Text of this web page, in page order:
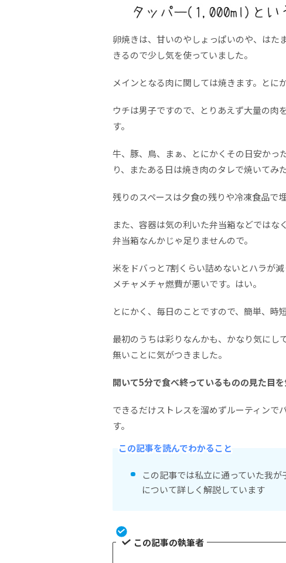
卵焼きは、甘いのやしょっぱいのや、はた
きるので少し気を使っていました。
メインとなる肉に関しては焼きます。とに
ウチは男子ですので、とりあえず大量の肉
す。
牛、豚、鳥、まぁ、とにかくその日安かっ
り、またある日は焼き肉のタレで焼いてみ
残りのスペースは夕食の残りや冷凍食品で埋
また、容器は気の利いた弁当箱などではな
弁当箱なんかじゃ足りませんので。
米をドバっと7割くらい詰めないとハラが減
メチャメチャ燃費が悪いです。はい。
とにかく、毎日のことですので、簡単、時
最初のうちは彩りなんかも、かなり気にし
無いことに気がつきました。
開いて5分で食べ終っているものの見た目
できるだけストレスを溜めずルーティンで
す。
この記事を読んでわかること
この記事では私立に通っていた我が
について詳しく解説しています
この記事の執筆者